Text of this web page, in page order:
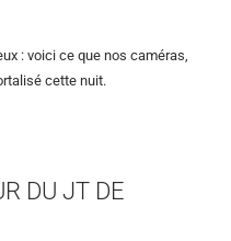
: voici ce que nos caméras,
cette nuit.
DU JT DE